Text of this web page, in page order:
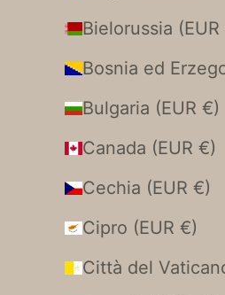
Bulgaria (EUR €)
Canada (EUR €)
Cechia (EUR €)
Cipro (EUR €)